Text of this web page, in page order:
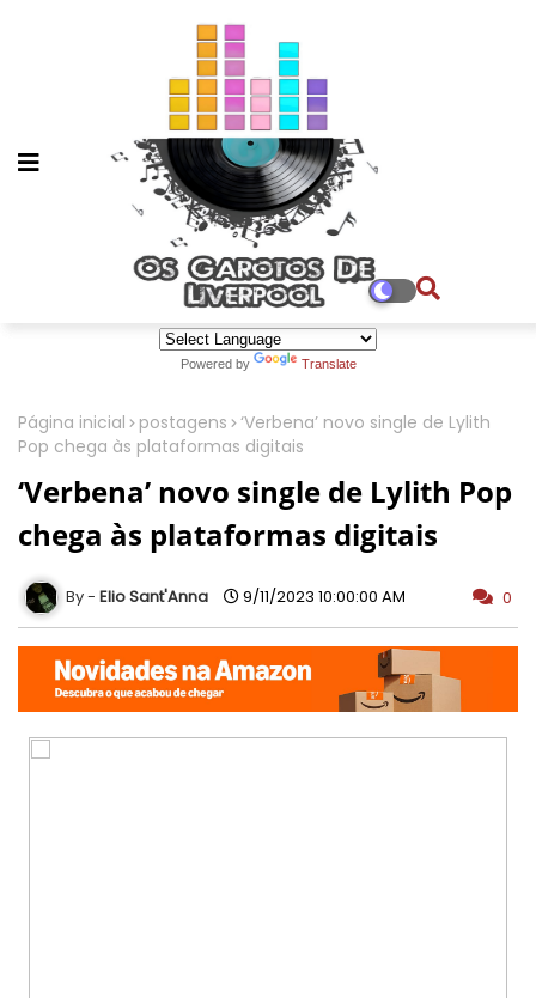
Powered by Translate
Página inicial postagens ‘Verbena’ novo single de Lylith
Pop chega às plataformas digitais
‘Verbena’ novo single de Lylith Pop
chega às plataformas digitais
Elio Sant'Anna 9/11/2023 10:00:00 AM 0